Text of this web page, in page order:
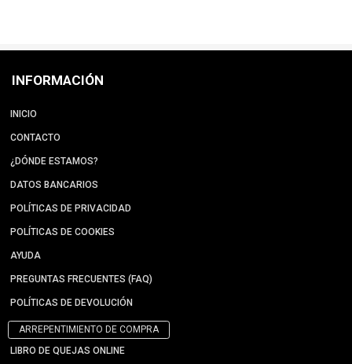
INFORMACIÓN
INICIO
CONTACTO
¿DÓNDE ESTAMOS?
DATOS BANCARIOS
POLÍTICAS DE PRIVACIDAD
POLÍTICAS DE COOKIES
AYUDA
PREGUNTAS FRECUENTES (FAQ)
POLÍTICAS DE DEVOLUCIÓN
ARREPENTIMIENTO DE COMPRA
LIBRO DE QUEJAS ONLINE